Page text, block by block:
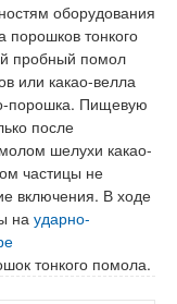
оборудования
тонкого
пробный помол
или какао-велла
порошка. Пищевую
после
шелухи какао-
частицы не
включения. В ходе
на ударно-
тонкого помола.